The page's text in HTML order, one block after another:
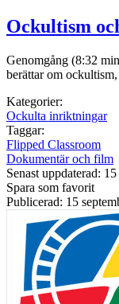
Ockultism
Genomgång (8:32
berättar om
Kategorier:
Ockulta inriktningar
Taggar:
Flipped Classroom
Dokumentär och film
Senast uppdaterad:
Spara som favorit
Publicerad: 15